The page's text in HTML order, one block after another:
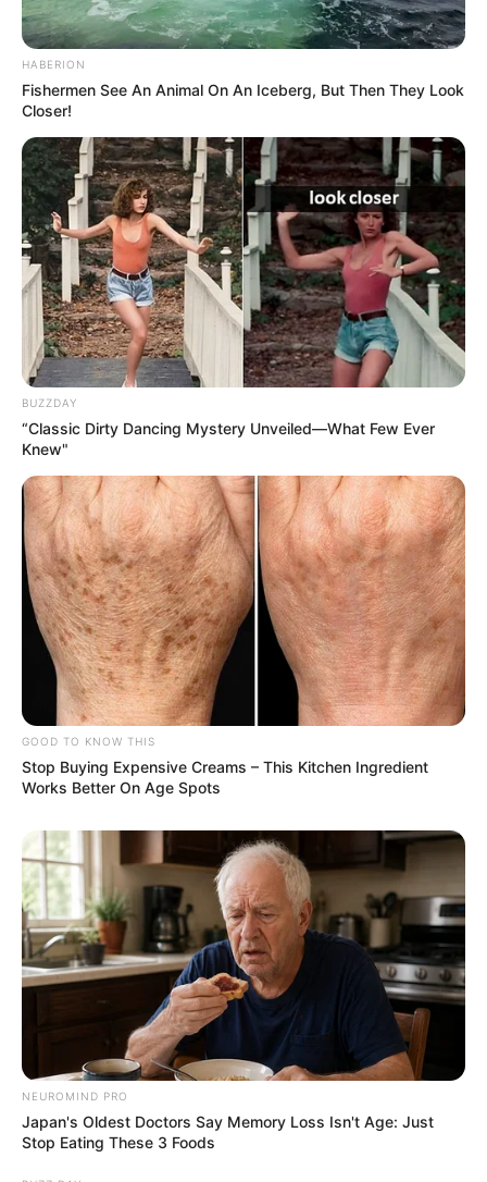
-ad4
🤝 Reconhecimento e valorização
A proposta também é vista como umreconhecimento da
importância do trabalho desempenhado pelos ACS e ACE, que
estão na linha de frente da atenção básica e da vigilância em
saúde.
A redução da jornada
contribui para melhores condições de trabalho, sem prejuízo à
📌 Próximos passos
poderá voltar à pautada Comissão de Saúde nas próximas
acompanhando de perto a movimentação do projeto e reforçam a
mobilização para que a proposta avance.
Matérias Bônus:
🧊Canal do PQA-VS: tudo que você precisa saber
🧊 Recupere as Famílias desaparecidas no e-SUS
🧊Incentivo Financeiro: Plano de ação para Receber
.
8ª Parcela do Financiamento ACE 2025 é Liberada
HABERION
Fishermen See An Animal On An Iceberg, But Then They Look
Closer!
BUZZDAY
“Classic Dirty Dancing Mystery Unveiled—What Few Ever
Knew"
GOOD TO KNOW THIS
Stop Buying Expensive Creams – This Kitchen Ingredient
Works Better On Age Spots
NEUROMIND PRO
Japan's Oldest Doctors Say Memory Loss Isn't Age: Just
Stop Eating These 3 Foods